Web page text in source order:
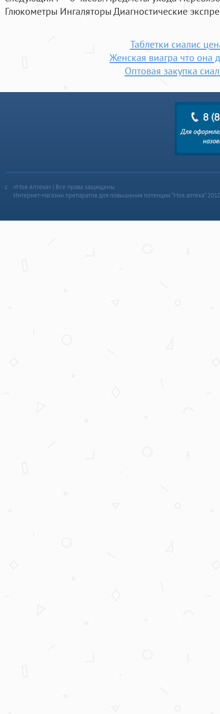
Глюкометры Ингаляторы Диагностические
Таблетки сиалис
Женская виагра что она
Оптовая закупка
«Моя Аптека» | Все права защищены
Интернет-магазин препаратов для повышения потенции “Моя аптека”